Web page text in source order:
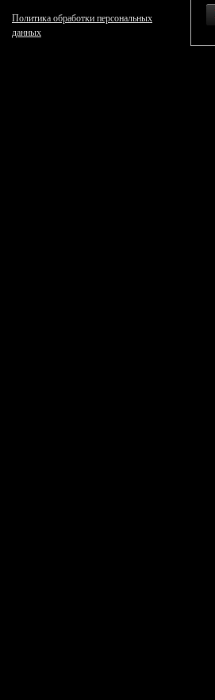
Политика обработки персональных
данных